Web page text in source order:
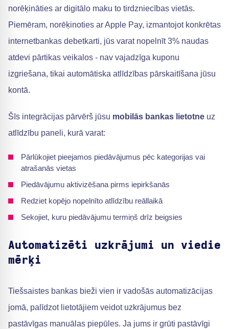
norēķināties ar digitālo maku to tirdzniecības vietās.
Piemēram, norēķinoties ar Apple Pay, izmantojot konkrētas
internetbankas debetkarti, jūs varat nopelnīt 3% naudas
atdevi pārtikas veikalos - nav vajadzīga kuponu
izgriešana, tikai automātiska atlīdzības pārskaitīšana jūsu
kontā.
Šīs integrācijas pārvērš jūsu mobilās bankas lietotne uz
atlīdzību paneli, kurā varat:
Pārlūkojiet pieejamos piedāvājumus pēc kategorijas vai
atrašanās vietas
Piedāvājumu aktivizēšana pirms iepirkšanās
Redziet kopējo nopelnīto atlīdzību reāllaikā
Sekojiet, kuru piedāvājumu termiņš drīz beigsies
Automatizēti uzkrājumi un viedie
mērķi
Tiešsaistes bankas bieži vien ir vadošās automatizācijas
jomā, palīdzot lietotājiem veidot uzkrājumus bez
pastāvīgas manuālas piepūles. Ja jums ir grūti pastāvīgi